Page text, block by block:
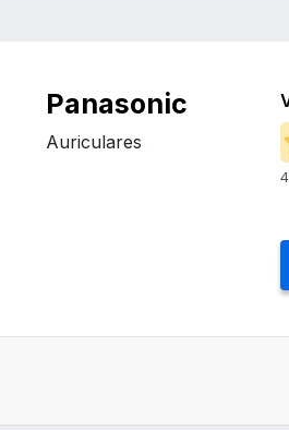
Panasonic
Auriculares